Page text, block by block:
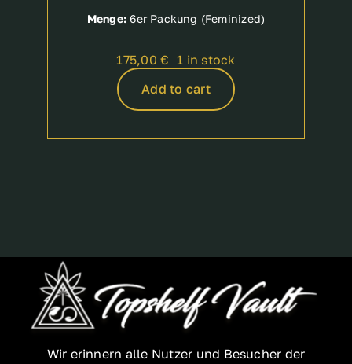
Menge: 6er Packung (Feminized)
175,00€ 1 in stock
Add to cart
Wir erinnern alle Nutzer und Besucher der